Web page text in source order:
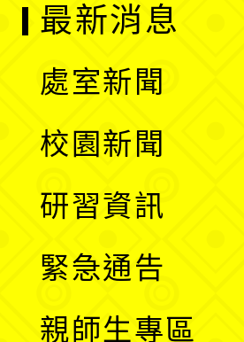
最新消息
處室新聞
校園新聞
研習資訊
緊急通告
親師生專區